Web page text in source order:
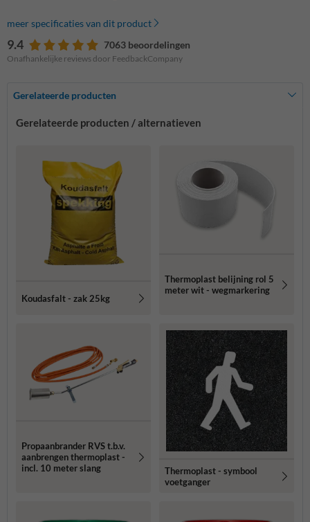
meer specificaties van dit product
9.4 7063 beoordelingen
Onafhankelijke reviews door FeedbackCompany
Gerelateerde producten
Gerelateerde producten / alternatieven
Koudasfalt - zak 25kg
Thermoplast belijning rol 5
meter wit - wegmarkering
Propaanbrander RVS t.b.v.
aanbrengen thermoplast -
incl. 10 meter slang
Thermoplast - symbool
voetganger